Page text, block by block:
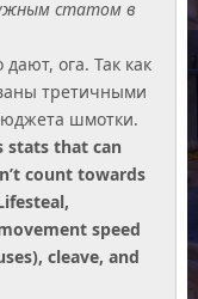
статом в
ога. Так как
третичными
шмотки.
stats that can
count towards
speed
cleave, and